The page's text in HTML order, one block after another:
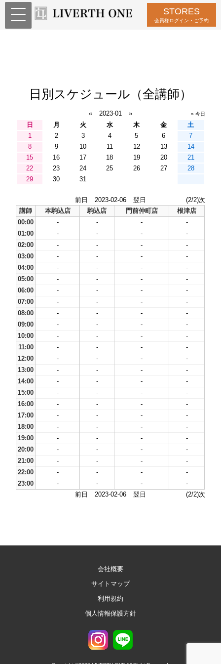
STORES
会員様ログイン・ご予約
日別スケジュール（全講師）
« 2023-01 » » 今日
日 月 火 水 木 金
土
1
2 3 4 5 6
7
8
9 10 11 12 13
14
15
16 17 18 19 20
21
22
23 24 25 26 27
28
29
30 31
前日 2023-02-06 翌日
(2/2)次
講師
本駒込店 駒込店 門前仲町店
根津店
00:00
- - -
-
01:00
- - -
-
02:00
- - -
-
03:00
- - -
-
04:00
- - -
-
05:00
- - -
-
06:00
- - -
-
07:00
- - -
-
08:00
- - -
-
09:00
- - -
-
10:00
- - -
-
11:00
- - -
-
12:00
- - -
-
13:00
- - -
-
14:00
- - -
-
15:00
- - -
-
16:00
- - -
-
17:00
- - -
-
18:00
- - -
-
19:00
- - -
-
20:00
- - -
-
21:00
- - -
-
22:00
- - -
-
23:00
- - -
-
前日
2023-02-06 翌日 (2/2)次
会社概要
サイトマップ
利用規約
個人情報保護方針